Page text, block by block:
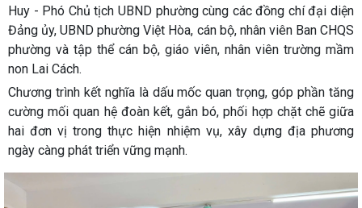
Huy - Phó Chủ tịch UBND phường cùng các đồng chí đại diện
Đảng ủy, UBND phường Việt Hòa, cán bộ, nhân viên Ban CHQS
phường và tập thể cán bộ, giáo viên, nhân viên trường mầm
non Lai Cách.
Chương trình kết nghĩa là dấu mốc quan trọng, góp phần tăng
cường mối quan hệ đoàn kết, gắn bó, phối hợp chặt chẽ giữa
hai đơn vị trong thực hiện nhiệm vụ, xây dựng địa phương
ngày càng phát triển vững mạnh.